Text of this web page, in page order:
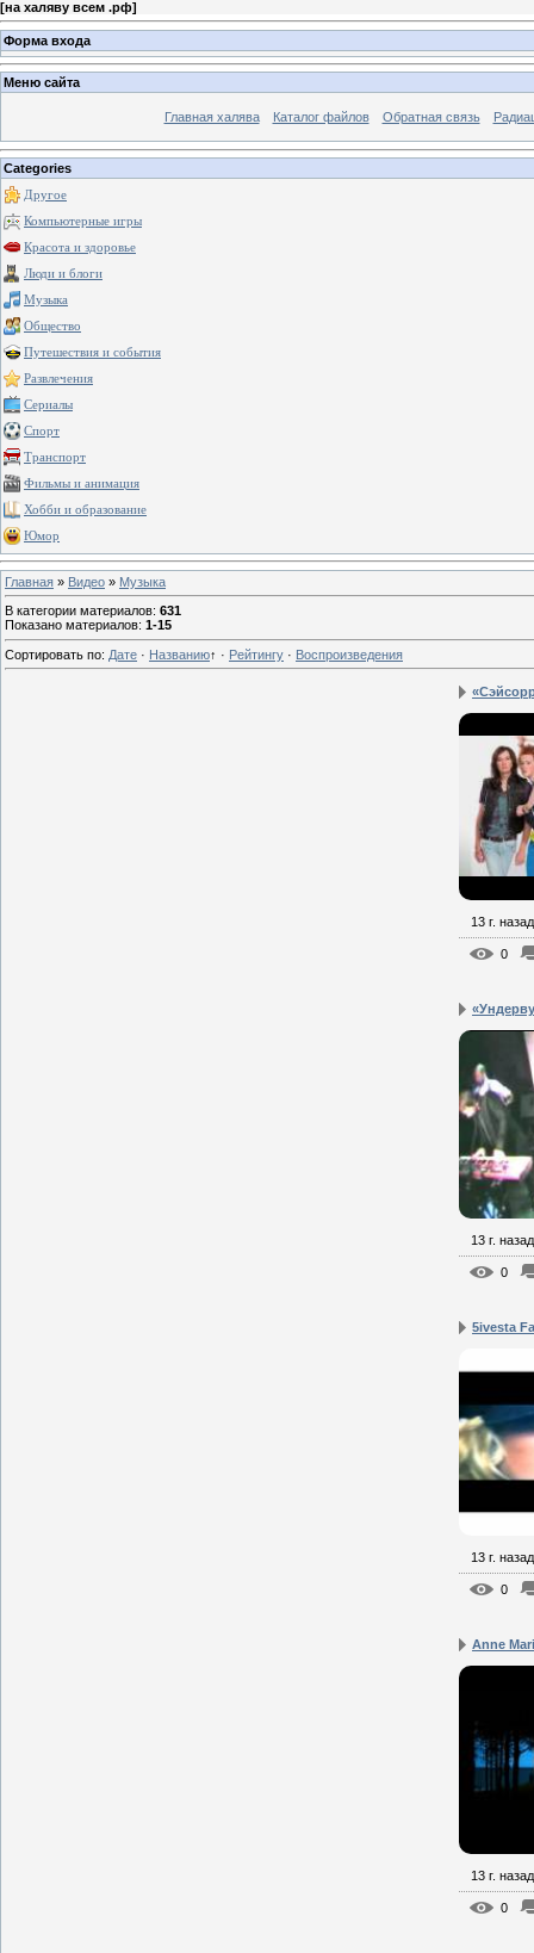
[на халяву всем .рф]
Форма входа
Меню сайта
Главная халява Каталог файлов Обратная связь
Categories
Другое
Компьютерные игры
Красота и здоровье
Люди и блоги
Музыка
Общество
Путешествия и события
Развлечения
Сериалы
Спорт
Транспорт
Фильмы и анимация
Хобби и образование
Юмор
Главная » Видео » Музыка
В категории материалов: 631
Показано материалов: 1-15
Сортировать по: Дате · Названию↑ · Рейтингу · Воспроизведения
13 г. назад
0
13 г. назад
0
5ivesta
13 г. назад
0
Anne
13 г. назад
0